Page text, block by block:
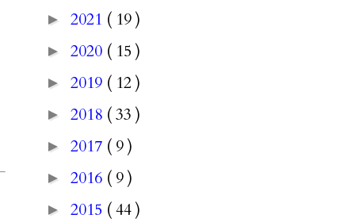
► 2021 ( 19 )
► 2020 ( 15 )
► 2019 ( 12 )
► 2018 ( 33 )
► 2017 ( 9 )
► 2016 ( 9 )
► 2015 ( 44 )